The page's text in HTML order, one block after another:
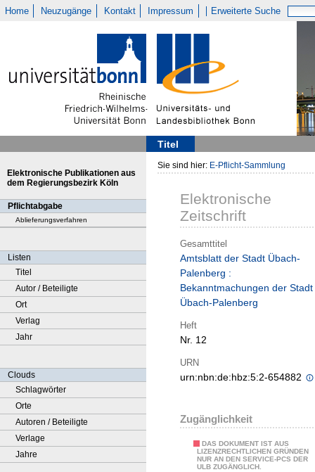
Home Neuzugänge Kontakt Impressum Erweiterte Suche
Titel
Elektronische Publikationen aus
dem Regierungsbezirk Köln
Pflichtabgabe
Ablieferungsverfahren
Listen
Titel
Autor / Beteiligte
Ort
Verlag
Jahr
Clouds
Schlagwörter
Orte
Autoren / Beteiligte
Verlage
Jahre
Sie sind hier: E-Pflicht-Sammlung
Elektronische
Zeitschrift
Gesamttitel
Amtsblatt der Stadt Übach-
Palenberg :
Bekanntmachungen der Stadt
Übach-Palenberg
Heft
Nr. 12
URN
urn:nbn:de:hbz:5:2-654882
Zugänglichkeit
DAS DOKUMENT IST AUS
LIZENZRECHTLICHEN GRÜNDEN
NUR AN DEN SERVICE-PCS DER
ULB ZUGÄNGLICH.